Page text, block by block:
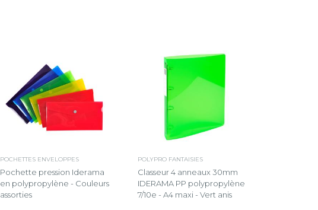
POCHETTES ENVELOPPES
Pochette pression Iderama
en polypropylène - Couleurs
assorties
POLYPRO FANTAISIES
Classeur 4 anneaux 30mm
IDERAMA PP polypropylène
7/10e - A4 maxi - Vert anis